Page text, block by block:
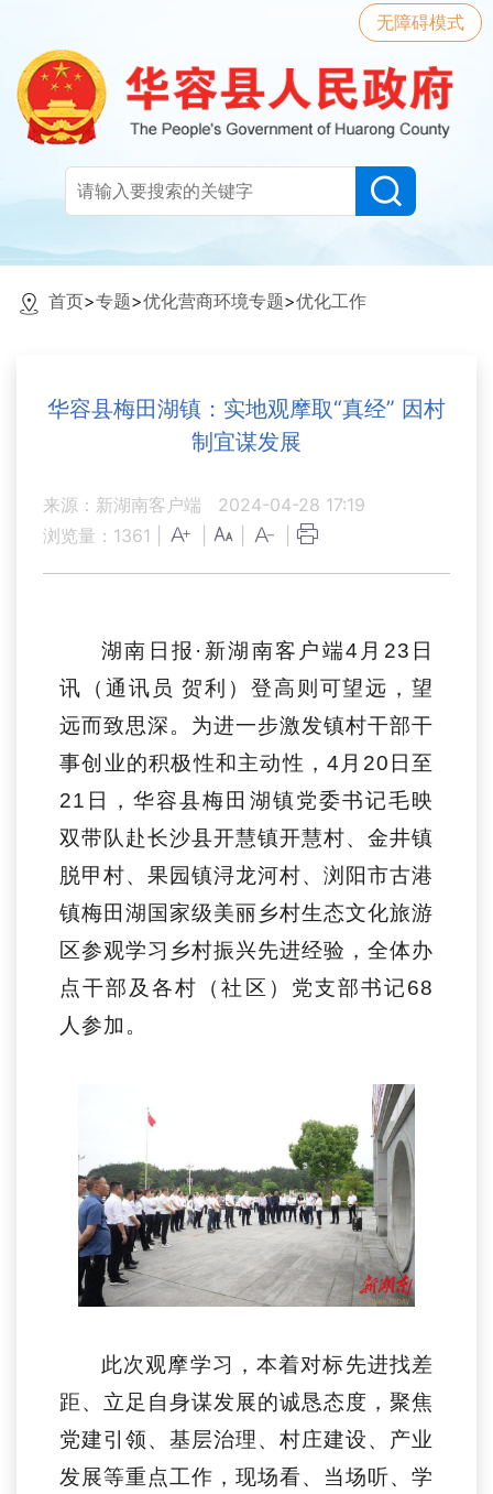
无障碍模式
首页>专题>优化营商环境专题>优化工作
华容县梅田湖镇：实地观摩取“真经” 因村
制宜谋发展
来源：新湖南客户端
2024-04-28 17:19
浏览量： 1361
湖南日报 ·新湖南客户端4月23日
讯 （ 通讯员 贺利 ） 登高则可望远，望
远而致思深。为进一步激发镇村干部干
事创业的积极性和主动性， 4月 20日至
21 日，华容县梅田湖镇党委书记毛映
双带队赴长沙县开慧镇开慧村、金井镇
脱甲村、果园镇浔龙河村、浏阳市古港
镇梅田湖国家级美丽乡村生态文化旅游
区参观学习乡村振兴先进经验 ， 全体办
点干部 及各村（社区） 党支部书记68
人 参加。
此次观摩学习，本着对标先进找差
距、立足自身谋发展的诚恳态度，聚焦
党建引领、基层治理、村庄建设、产业
发展等重点工作，现场看、当场听、学